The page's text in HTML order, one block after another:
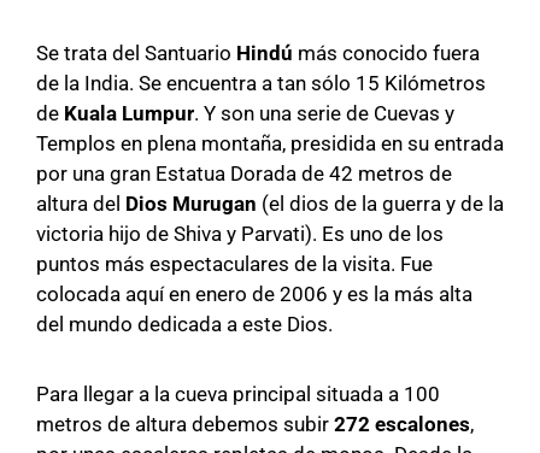
Se trata del Santuario Hindú más conocido fuera
de la India. Se encuentra a tan sólo 15 Kilómetros
de Kuala Lumpur. Y son una serie de Cuevas y
Templos en plena montaña, presidida en su entrada
por una gran Estatua Dorada de 42 metros de
altura del Dios Murugan (el dios de la guerra y de la
victoria hijo de Shiva y Parvati). Es uno de los
puntos más espectaculares de la visita. Fue
colocada aquí en enero de 2006 y es la más alta
del mundo dedicada a este Dios.
Para llegar a la cueva principal situada a 100
metros de altura debemos subir 272 escalones,